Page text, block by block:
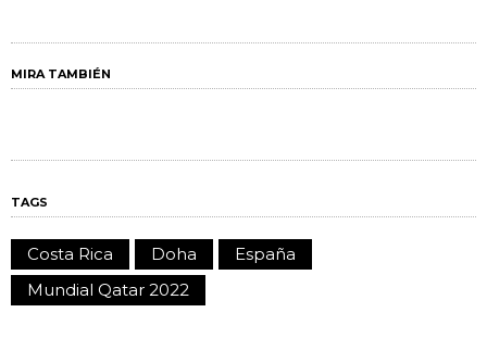
MIRA TAMBIÉN
TAGS
Costa Rica Doha
España
Mundial Qatar 2022